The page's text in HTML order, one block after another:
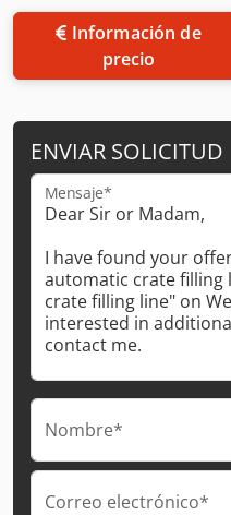
precio
ENVIAR SOLICITUD
Mensaje*
Nombre*
Correo electrónico*